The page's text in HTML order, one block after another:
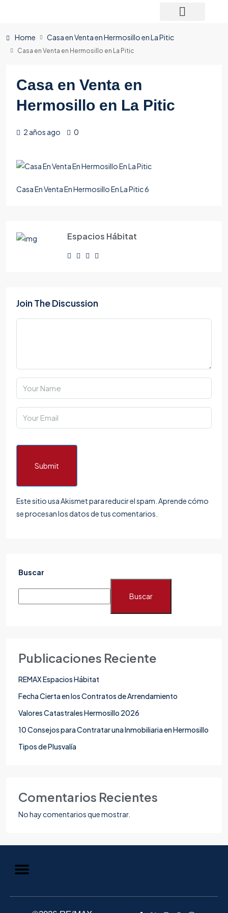
Home Casa en Venta en Hermosillo en La Pitic
Casa en Venta en Hermosillo en La Pitic
Casa en Venta en
Hermosillo en La Pitic
2 años ago 0
Casa En Venta En Hermosillo En La Pitic 6
Espacios Hábitat
Join The Discussion
Submit
Este sitio usa Akismet para reducir el spam. Aprende cómo
se procesan los datos de tus comentarios.
Buscar
Buscar
Publicaciones Reciente
REMAX Espacios Hábitat
Fecha Cierta en los Contratos de Arrendamiento
Valores Catastrales Hermosillo 2026
10 Consejos para Contratar una Inmobiliaria en Hermosillo
Tipos de Plusvalía
Comentarios Recientes
No hay comentarios que mostrar.